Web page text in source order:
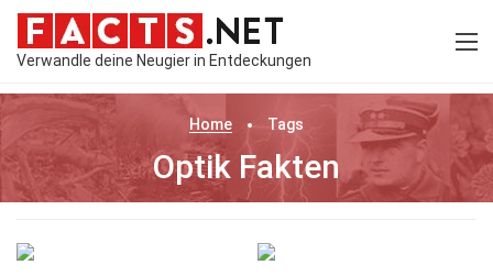
Verwandle deine Neugier in Entdeckungen
Home Tags
Optik Fakten